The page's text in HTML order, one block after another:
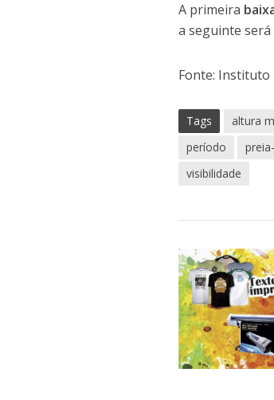
A primeira
a seguinte será
Fonte: Instituto
Tags altura
período
visibilidade